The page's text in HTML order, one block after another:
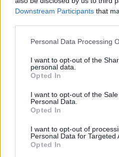
Downstream Participants that
Please note that this website/
not limited to your visit or usage
grant or deny consent to
use your data for below
consent section.
Personal Data Processing
I want to opt-out of the
personal data.
Opted In
I want to opt-out of the
Personal Data.
Opted In
I want to opt-out of
Personal Data for Targeted
Opted In
ο καιρός θα είναι γενικά
έως ισχυροί, και η
παραμείνει γενικά καλός,
κυρίως στα ηπειρωτικά και
ορεινά. Οι άνεμοι θα
διευθύνσεις και η
Το φετινό τριήμερο λοιπόν